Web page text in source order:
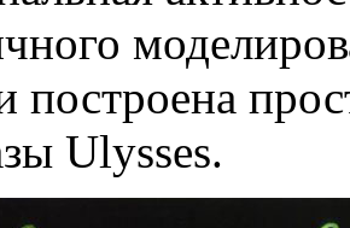
построена
Ulysses.